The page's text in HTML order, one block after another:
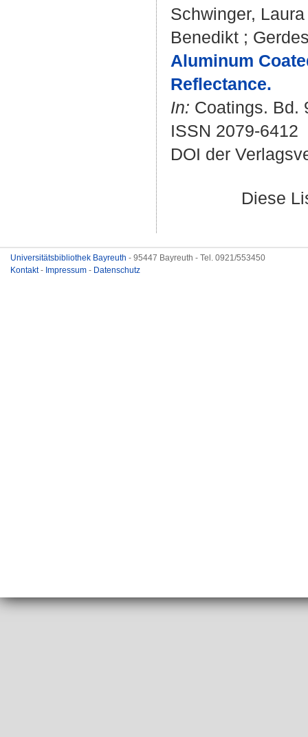
Schwinger, Laura
Benedikt ;
Aluminum
Reflectance.
In: Coatings. Bd.
ISSN 2079-6412
DOI der
Diese
Universitätsbibliothek Bayreuth - 95447 Bayreuth - Tel. 0921/553450
Kontakt- Impressum - Datenschutz